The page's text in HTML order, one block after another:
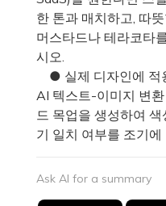
한 톤과 매치하고, 따
머스타드나 테라코타
시오.
● 실제 디자인에 적
AI 텍스트-이미지 변
드 목업을 생성하여
기 일치 여부를 조기
Ask AI for a summary